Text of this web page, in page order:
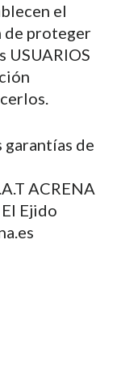
el
de proteger
USUARIOS
garantías de
ACRENA
Ejido